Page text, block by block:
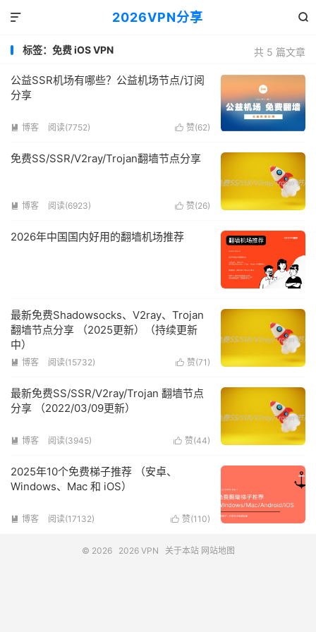
2026VPN分享 

共 5 篇文章
标签：免费 iOS VPN
公益SSR机场有哪些？公益机场节点/订阅
分享
 赞(62)
 博客 阅读(7752)
免费SS/SSR/V2ray/Trojan翻墙节点分享
 赞(26)
 博客 阅读(6923)
2026年中国国内好用的翻墙机场推荐
最新免费Shadowsocks、V2ray、Trojan
翻墙节点分享 （2025更新）（持续更新
中）
 赞(71 )
 博客 阅读(15732)
最新免费SS/SSR/V2ray/Trojan 翻墙节点
分享 （2022/03/09更新）
 赞(44)
 博客 阅读(3945)
2025年10个免费梯子推荐 （安卓、
Windows、Mac 和 iOS）
 赞(110)
 博客 阅读(17132)
© 2026 2026 VPN 关于本站 网站地图